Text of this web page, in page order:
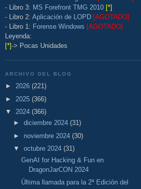
- Libro 3: MS Forefront TMG 2010 [*]
- Libro 2: Aplicación de LOPD [AGOTADO]
- Libro 1: Forense Windows [AGOTADO]
Leyenda:
[*]-> Pocas Unidades
ARCHIVO DEL BLOG
► 2026 (221)
► 2025 (366)
▼ 2024 (366)
► diciembre 2024 (31)
► noviembre 2024 (30)
▼ octubre 2024 (31)
GenAI for Hacking & Fun en
DragonJarCON 2024
Última llamada para la 2ª Edición del